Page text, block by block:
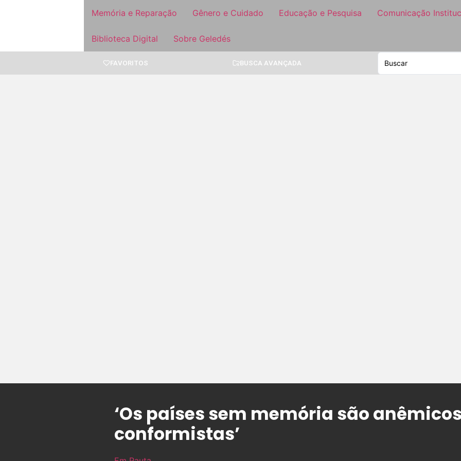
Memória e Reparação Gênero e Cuidado Educação e Pesquisa Comunicação
Biblioteca Digital Sobre Geledés
FAVORITOS BUSCA AVANÇADA
‘Os países sem memória são
conformistas’